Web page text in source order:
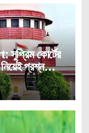
কোর্টের
প্রশ্ন